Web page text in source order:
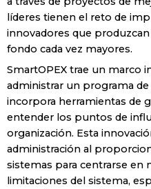
líderes tienen el reto de
innovadores que
fondo cada vez mayores.
SmartOPEX trae un marco
administrar un programa
incorpora herramientas de
entender los puntos de
organización. Esta
administración al
sistemas para centrarse en
limitaciones del sistema,